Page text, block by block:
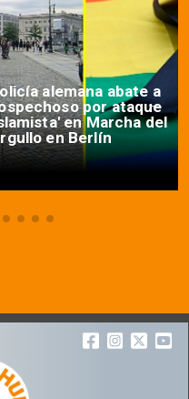
alemana abate a
por ataque
en Marcha del
en Berlín